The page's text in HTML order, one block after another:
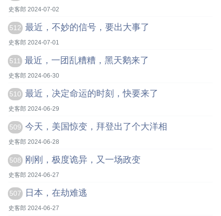
史客郎 2024-07-02
512 最近，不妙的信号，要出大事了
史客郎 2024-07-01
511 最近，一团乱糟糟，黑天鹅来了
史客郎 2024-06-30
510 最近，决定命运的时刻，快要来了
史客郎 2024-06-29
509 今天，美国惊变，拜登出了个大洋相
史客郎 2024-06-28
508 刚刚，极度诡异，又一场政变
史客郎 2024-06-27
507 日本，在劫难逃
史客郎 2024-06-27